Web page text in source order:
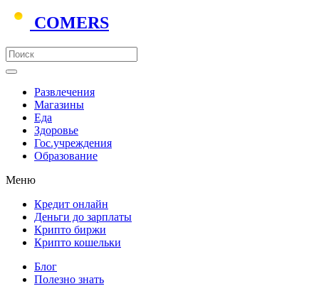
COMERS
Развлечения
Магазины
Еда
Здоровье
Гос.учреждения
Образование
Меню
Кредит онлайн
Деньги до зарплаты
Крипто биржи
Крипто кошельки
Блог
Полезно знать